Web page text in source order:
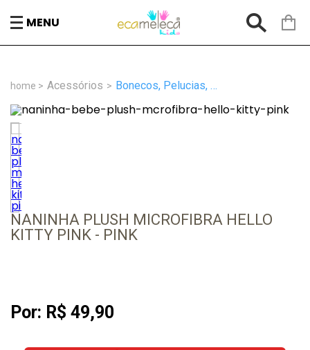
MENU
Acessórios Bonecos, Pelucias, Naninhas
NANINHA PLUSH MICROFIBRA HELLO
KITTY PINK - PINK
Por: R$ 49,90